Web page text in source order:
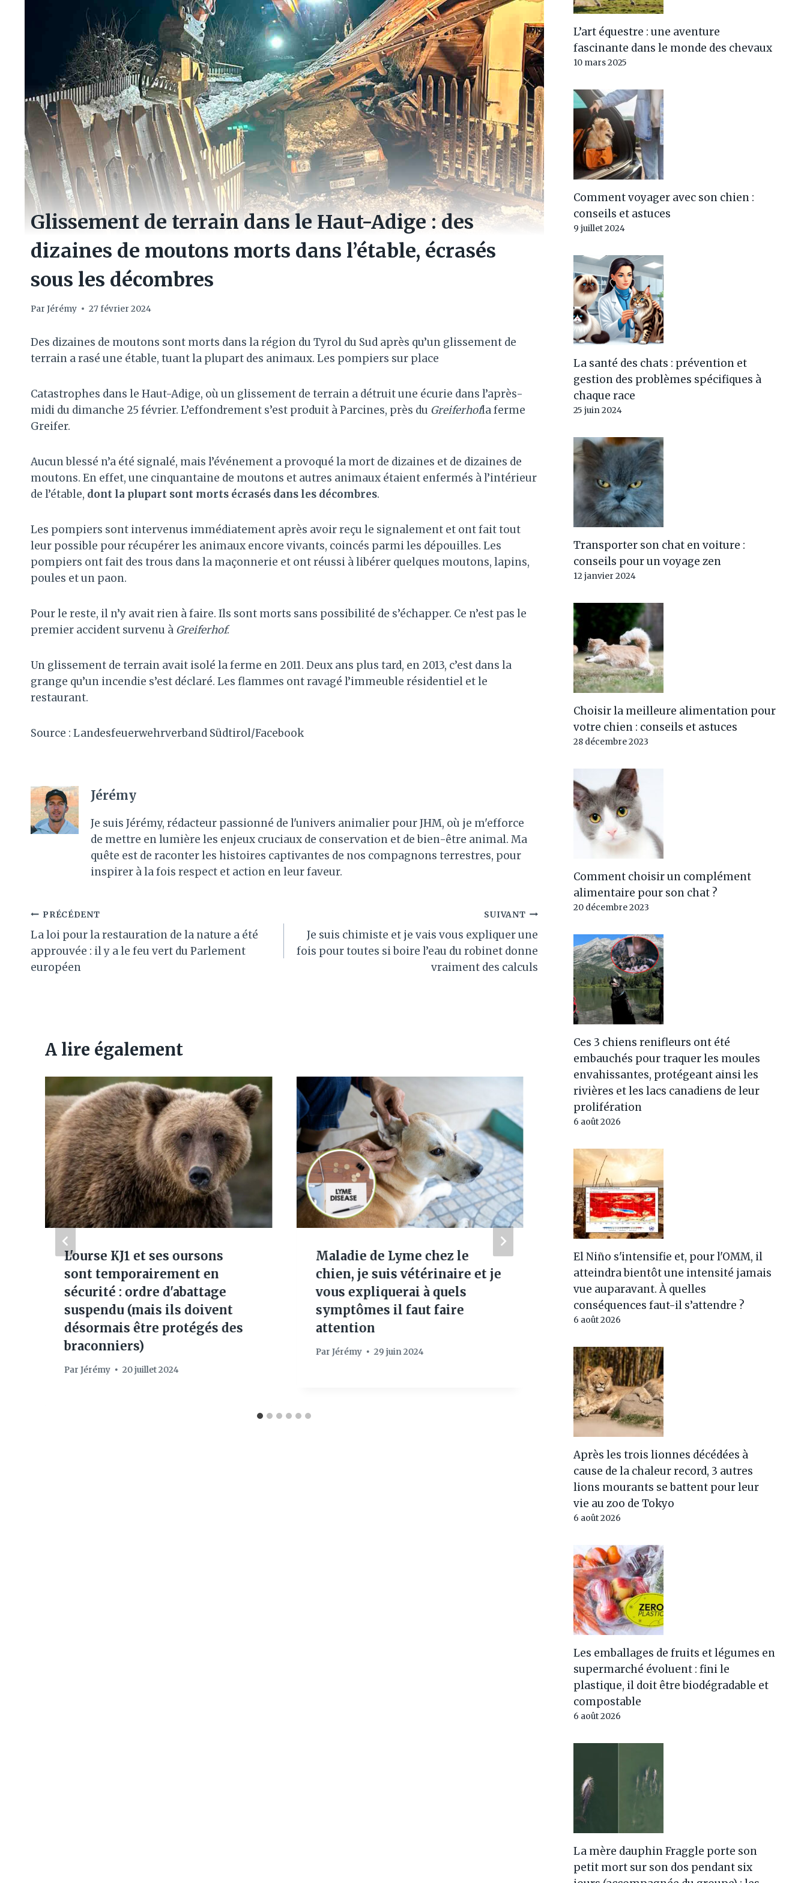
Glissement de terrain dans le Haut-Adige : des
dizaines de moutons morts dans l’étable, écrasés
sous les décombres
Par Jérémy 27 février 2024
Des dizaines de moutons sont morts dans la région du Tyrol du Sud après qu’un glissement de
terrain a rasé une étable, tuant la plupart des animaux. Les pompiers sur place
Catastrophes dans le Haut-Adige, où un glissement de terrain a détruit une écurie dans l’après-
midi du dimanche 25 février. L’effondrement s’est produit à Parcines, près du Greiferhofla ferme
Greifer.
Aucun blessé n’a été signalé, mais l’événement a provoqué la mort de dizaines et de dizaines de
moutons. En effet, une cinquantaine de moutons et autres animaux étaient enfermés à l’intérieur
de l’étable, dont la plupart sont morts écrasés dans les décombres.
Les pompiers sont intervenus immédiatement après avoir reçu le signalement et ont fait tout
leur possible pour récupérer les animaux encore vivants, coincés parmi les dépouilles. Les
pompiers ont fait des trous dans la maçonnerie et ont réussi à libérer quelques moutons, lapins,
poules et un paon.
Pour le reste, il n’y avait rien à faire. Ils sont morts sans possibilité de s’échapper. Ce n’est pas le
premier accident survenu à Greiferhof.
Un glissement de terrain avait isolé la ferme en 2011. Deux ans plus tard, en 2013, c’est dans la
grange qu’un incendie s’est déclaré. Les flammes ont ravagé l’immeuble résidentiel et le
restaurant.
Source : Landesfeuerwehrverband Südtirol/Facebook
Jérémy
Je suis Jérémy, rédacteur passionné de l'univers animalier pour JHM, où je m'efforce
de mettre en lumière les enjeux cruciaux de conservation et de bien-être animal. Ma
quête est de raconter les histoires captivantes de nos compagnons terrestres, pour
inspirer à la fois respect et action en leur faveur.
Navigation
de
l’article
PRÉCÉDENT
La loi pour la restauration de la nature a été
approuvée : il y a le feu vert du Parlement
européen
SUIVANT
Je suis chimiste et je vais vous expliquer une
fois pour toutes si boire l’eau du robinet donne
vraiment des calculs
A lire également
L'ourse KJ1 et ses oursons
sont temporairement en
sécurité : ordre d'abattage
suspendu (mais ils doivent
désormais être protégés des
braconniers)
Par Jérémy 20 juillet 2024
Maladie de Lyme chez le
chien, je suis vétérinaire et je
vous expliquerai à quels
symptômes il faut faire
attention
Par Jérémy 29 juin 2024
Alerte météo orange et jaune
mercredi 3 juin 2026 : toutes
les régions à risque
Par Jérémy
L’art équestre : une aventure
fascinante dans le monde des chevaux
10 mars 2025
Comment voyager avec son chien :
conseils et astuces
9 juillet 2024
La santé des chats : prévention et
gestion des problèmes spécifiques à
chaque race
25 juin 2024
Transporter son chat en voiture :
conseils pour un voyage zen
12 janvier 2024
Choisir la meilleure alimentation pour
votre chien : conseils et astuces
28 décembre 2023
Comment choisir un complément
alimentaire pour son chat ?
20 décembre 2023
Ces 3 chiens renifleurs ont été
embauchés pour traquer les moules
envahissantes, protégeant ainsi les
rivières et les lacs canadiens de leur
prolifération
6 août 2026
El Niño s'intensifie et, pour l'OMM, il
atteindra bientôt une intensité jamais
vue auparavant. À quelles
conséquences faut-il s’attendre ?
6 août 2026
Après les trois lionnes décédées à
cause de la chaleur record, 3 autres
lions mourants se battent pour leur
vie au zoo de Tokyo
6 août 2026
Les emballages de fruits et légumes en
supermarché évoluent : fini le
plastique, il doit être biodégradable et
compostable
6 août 2026
La mère dauphin Fraggle porte son
petit mort sur son dos pendant six